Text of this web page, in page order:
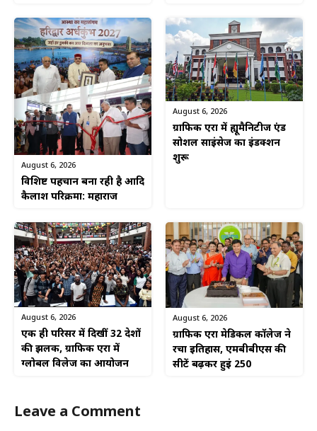
August 6, 2026
विशिष्ट पहचान बना रही है आदि
कैलाश परिक्रमा: महाराज
August 6, 2026
ग्राफिक एरा में ह्यूमैनिटीज एंड
सोशल साइंसेज का इंडक्शन
शुरू
August 6, 2026
एक ही परिसर में दिखीं 32 देशों
की झलक, ग्राफिक एरा में
ग्लोबल विलेज का आयोजन
August 6, 2026
ग्राफिक एरा मेडिकल कॉलेज ने
रचा इतिहास, एमबीबीएस की
सीटें बढ़कर हुईं 250
Leave a Comment